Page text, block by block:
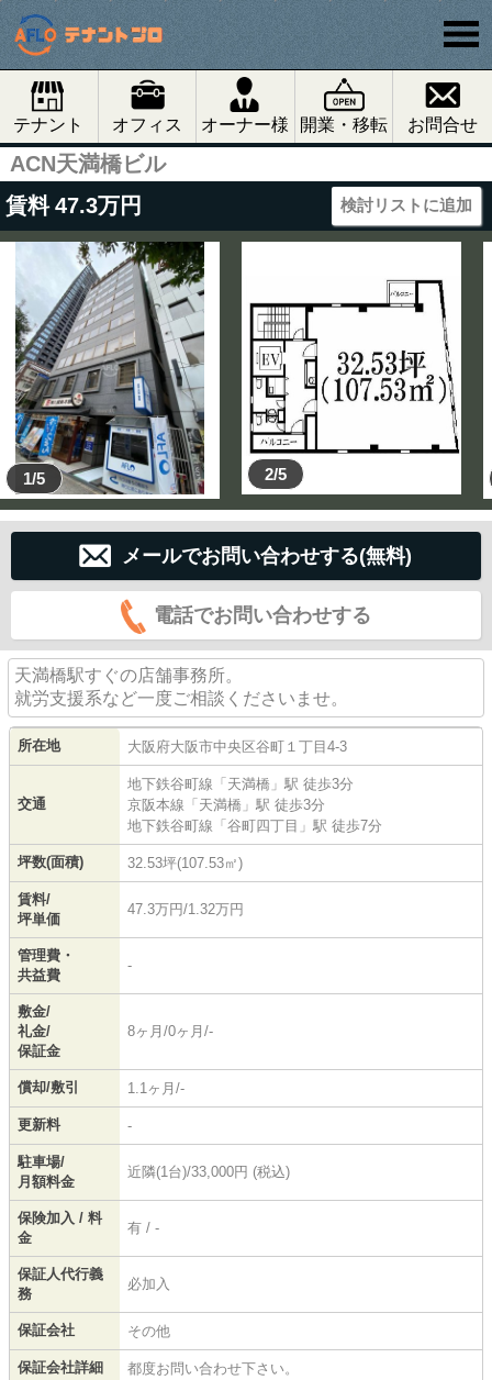
テナント オフィス オーナー様 開業・移転 お問合せ
ACN天満橋ビル
賃料 47.3万円 検討リストに追加
1/5 2/5
メールでお問い合わせする(無料)
電話でお問い合わせする
天満橋駅すぐの店舗事務所。
就労支援系など一度ご相談くださいませ。
所在地 大阪府大阪市中央区谷町 １丁目4-3
交通
地下鉄谷町線 「天満橋 」駅 徒歩3分
京阪本線 「天満橋 」駅 徒歩3分
地下鉄谷町線 「谷町四丁目 」駅 徒歩7分
坪数(面積) 32.53坪(107.53㎡)
賃料/
坪単価
47.3万円/1.32万円
管理費・
共益費
-
敷金/
礼金/
保証金
8ヶ月/0ヶ月/-
償却/敷引 1.1ヶ月/-
更新料 -
駐車場/
月額料金
近隣(1台)/33,000円 (税込)
保険加入 / 料
金
有 / -
保証人代行義
務
必加入
保証会社 その他
保証会社詳細 都度お問い合わせ下さい。